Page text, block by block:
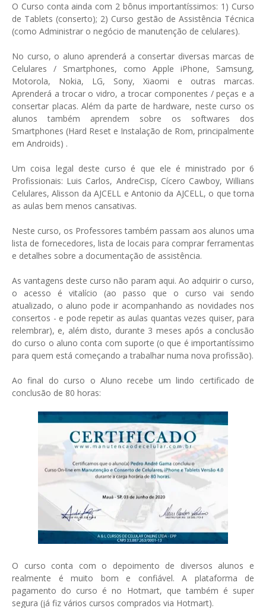
O Curso conta ainda com 2 bônus importantíssimos: 1) Curso
de Tablets (conserto); 2) Curso gestão de Assistência Técnica
(como Administrar o negócio de manutenção de celulares).
No curso, o aluno aprenderá a consertar diversas marcas de
Celulares / Smartphones, como Apple iPhone, Samsung,
Motorola, Nokia, LG, Sony, Xiaomi e outras marcas.
Aprenderá a trocar o vidro, a trocar componentes / peças e a
consertar placas. Além da parte de hardware, neste curso os
alunos também aprendem sobre os softwares dos
Smartphones (Hard Reset e Instalação de Rom, principalmente
em Androids) .
Um coisa legal deste curso é que ele é ministrado por 6
Profissionais: Luis Carlos, AndreCisp, Cícero Cawboy, Willians
Celulares, Alisson da AJCELL e Antonio da AJCELL, o que torna
as aulas bem menos cansativas.
Neste curso, os Professores também passam aos alunos uma
lista de fornecedores, lista de locais para comprar ferramentas
e detalhes sobre a documentação de assistência.
As vantagens deste curso não param aqui. Ao adquirir o curso,
o acesso é vitalício (ao passo que o curso vai sendo
atualizado, o aluno pode ir acompanhando as novidades nos
consertos - e pode repetir as aulas quantas vezes quiser, para
relembrar), e, além disto, durante 3 meses após a conclusão
do curso o aluno conta com suporte (o que é importantíssimo
para quem está começando a trabalhar numa nova profissão).
Ao final do curso o Aluno recebe um lindo certificado de
conclusão de 80 horas:
O curso conta com o depoimento de diversos alunos e
realmente é muito bom e confiável. A plataforma de
pagamento do curso é no Hotmart, que também é super
segura (já fiz vários cursos comprados via Hotmart).